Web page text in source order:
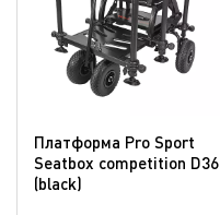
Платформа Pro Sport
Seatbox competition D36
(blaсk)